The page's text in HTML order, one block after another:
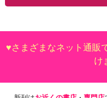
♥さまざまなネット通販
け